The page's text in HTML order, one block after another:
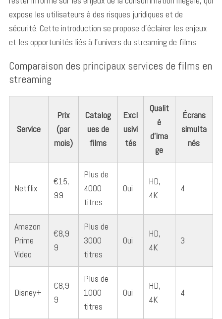
expose les utilisateurs à des risques juridiques et de
sécurité. Cette introduction se propose d’éclairer les enjeux
et les opportunités liés à l’univers du streaming de films.
Comparaison des principaux services de films en
streaming
Service
Prix
(par
mois)
Catalog
ues de
films
Excl
usivi
tés
Qualit
é
d’ima
ge
Écrans
simulta
nés
Netflix
€15,
99
Plus de
4000
titres
Oui
HD,
4K
4
Amazon
Prime
Video
€8,9
9
Plus de
3000
titres
Oui
HD,
4K
3
Disney+
€8,9
9
Plus de
1000
titres
Oui
HD,
4K
4